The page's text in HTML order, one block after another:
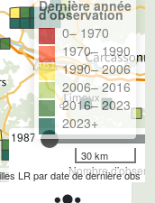
1987
Nombre
Dernière année
d'observation
0– 1970
1970– 1990
1990– 2006
2006– 2016
2016– 2023
2023+
30 km
LR par date de dernière obs